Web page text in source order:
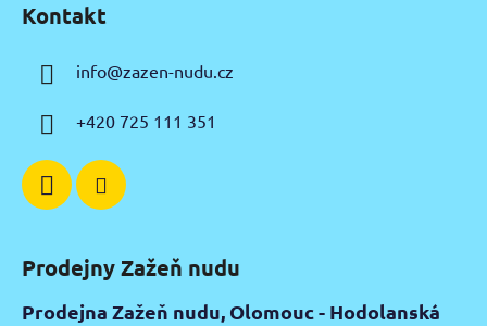
Kontakt
info@zazen-nudu.cz
+420 725 111 351
Prodejny Zažeň nudu
Prodejna Zažeň nudu, Olomouc - Hodolanská